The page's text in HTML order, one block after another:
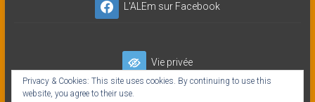
L'ALEm sur Facebook
Vie privée
Privacy & Cookies: This site uses cookies. By continuing to use this
website, you agree to their use.